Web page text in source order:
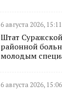
6 августа 2026, 15:11
Штат
районной
молодым
6 августа 2026, 15:06